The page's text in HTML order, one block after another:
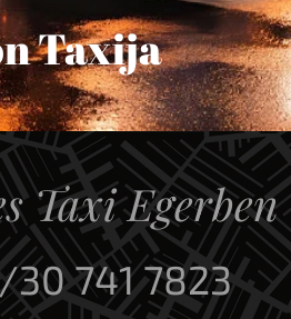
Taxija
Taxi Egerben
30 741 7823